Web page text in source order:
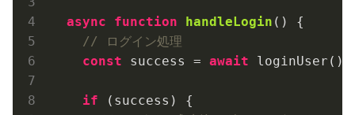
async function handleLogin ( ) {
// ログイン処理
const success = await loginUser();
if (success) {